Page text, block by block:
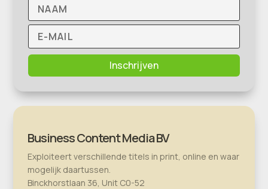
Inschrijven
Business Content Media BV
Exploiteert verschillende titels in print, online en waar
mogelijk daartussen.
Binckhorstlaan 36, Unit C0-52